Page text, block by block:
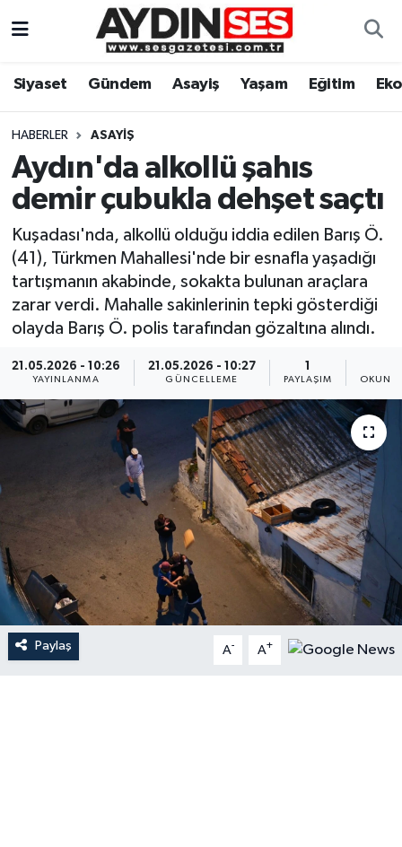
Siyaset Gündem Asayiş Yaşam Eğitim
HABERLER ASAYIŞ
Aydın'da alkollü şahıs
demir çubukla dehşet saçtı
Kuşadası'nda, alkollü olduğu iddia edilen Barış Ö.
(41), Türkmen Mahallesi'nde bir esnafla yaşadığı
tartışmanın akabinde, sokakta bulunan araçlara
zarar verdi. Mahalle sakinlerinin tepki gösterdiği
olayda Barış Ö. polis tarafından gözaltına alındı.
21.05.2026 - 10:26
YAYINLANMA
21.05.2026 - 10:27
GÜNCELLEME PAYLAŞIM
Paylaş A- A+
Gündem
Siyaset
Ekonomi
Yaşam
Eğitim
Kültür Sanat
Aydın Hava Durumu
Aydin Namaz Vakitleri
Aydın Trafik Yoğunluk Haritası
Süper Lig Puan Durumu ve Fikstür
Tüm Manşetler
Son Dakika Haberleri
Haber Arşivi